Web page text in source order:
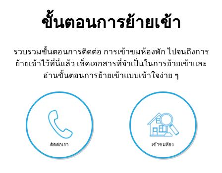
ขั้นตอนการย้ายเข้า
รวบรวมขั้นตอนการติดต่อ การเข้าขมห้องพัก ไปจนถึงการ
ย้ายเข้าไว้ที่นี่แล้ว เช็คเอกสารที่จำเป็นในการย้ายเข้าและ
อ่านขั้นตอนการย้ายเข้าแบบเข้าใจง่าย ๆ
ติดต่อเรา เข้าชมห้อง